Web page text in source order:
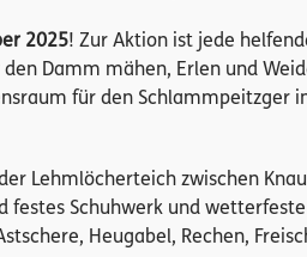
2025! Zur Aktion ist jede
Damm mähen, Erlen und
für den Schlammpeitzger
Lehmlöcherteich zwischen
festes Schuhwerk und
Heugabel, Rechen,